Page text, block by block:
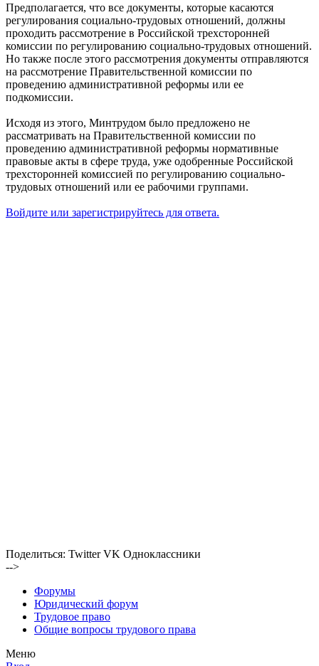
Предполагается, что все документы, которые касаются
регулирования социально-трудовых отношений, должны
проходить рассмотрение в Российской трехсторонней
комиссии по регулированию социально-трудовых отношений.
Но также после этого рассмотрения документы отправляются
на рассмотрение Правительственной комиссии по
проведению административной реформы или ее
подкомиссии.
Исходя из этого, Минтрудом было предложено не
рассматривать на Правительственной комиссии по
проведению административной реформы нормативные
правовые акты в сфере труда, уже одобренные Российской
трехсторонней комиссией по регулированию социально-
трудовых отношений или ее рабочими группами.
Войдите или зарегистрируйтесь для ответа.
Поделиться: Twitter VK Одноклассники
-->
Форумы
Юридический форум
Трудовое право
Общие вопросы трудового права
Меню